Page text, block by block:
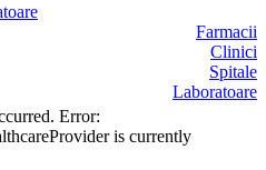
Farmacii
Clinici
Spitale
Laboratoare
Error:
is currently